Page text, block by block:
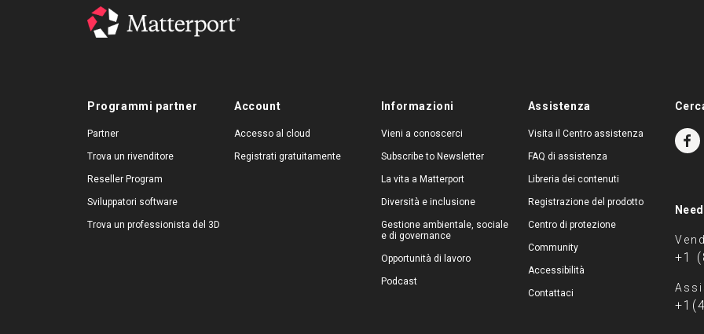
Programmi partner
Partner
Trova un rivenditore
Reseller Program
Sviluppatori software
Trova un professionista del 3D
Account
Accesso al cloud
Registrati gratuitamente
Informazioni
Vieni a conoscerci
Subscribe to Newsletter
La vita a Matterport
Diversità e inclusione
Gestione ambientale, sociale
e di governance
Opportunità di lavoro
Podcast
Assistenza
Visita il Centro assistenza
FAQ di assistenza
Libreria dei contenuti
Registrazione del prodotto
Centro di protezione
Community
Accessibilità
Contattaci
+1